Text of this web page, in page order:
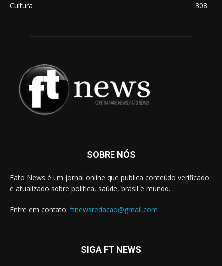
Cultura
308
SOBRE NÓS
Fato News é um jornal online que publica conteúdo verificado
e atualizado sobre política, saúde, brasil e mundo.
Entre em contato: ftnewsredacao@gmail.com
SIGA FT NEWS